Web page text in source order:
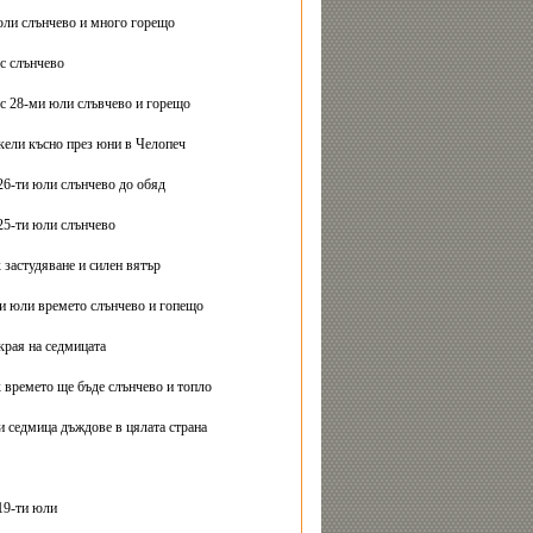
слънчево и много горещо
слънчево
28-ми юли слъвчево и горещо
късно през юни в Челопеч
ти юли слънчево до обяд
ти юли слънчево
и силен вятър
юли времето слънчево и гопещо
на седмицата
ще бъде слънчево и топло
седмица дъждове в цялата страна
ти юли